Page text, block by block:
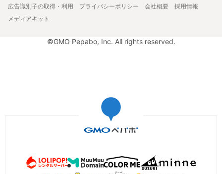
広告識別子の取得・利用
プライバシーポリシー 会社概要
採用情報
メディアキット
©GMO Pepabo, Inc. All rights reserved.